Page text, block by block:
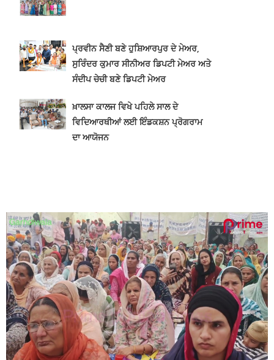
ਪ੍ਰਵੀਨ ਸੈਣੀ ਬਣੇ ਹੁਸ਼ਿਆਰਪੁਰ ਦੇ ਮੇਅਰ,
ਸੁਰਿੰਦਰ ਕੁਮਾਰ ਸੀਨੀਅਰ ਡਿਪਟੀ ਮੇਅਰ ਅਤੇ
ਸੰਦੀਪ ਚੇਚੀ ਬਣੇ ਡਿਪਟੀ ਮੇਅਰ
ਖ਼ਾਲਸਾ ਕਾਲਜ ਵਿਖੇ ਪਹਿਲੇ ਸਾਲ ਦੇ
ਵਿਦਿਆਰਥੀਆਂ ਲਈ ਇੰਡਕਸ਼ਨ ਪ੍ਰੋਗਰਾਮ
ਦਾ ਆਯੋਜਨ